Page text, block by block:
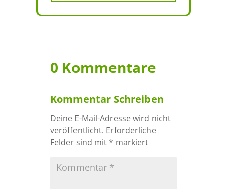
0 Kommentare
Kommentar Schreiben
Deine E-Mail-Adresse wird nicht
veröffentlicht. Erforderliche
Felder sind mit * markiert